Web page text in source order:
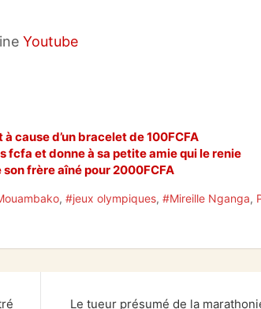
Youtube
cause d’un bracelet de 100FCFA
fcfa et donne à sa petite amie qui le renie
frère aîné pour 2000FCFA
, #jeux olympiques, #Mireille Nganga,
Le tueur présumé de la